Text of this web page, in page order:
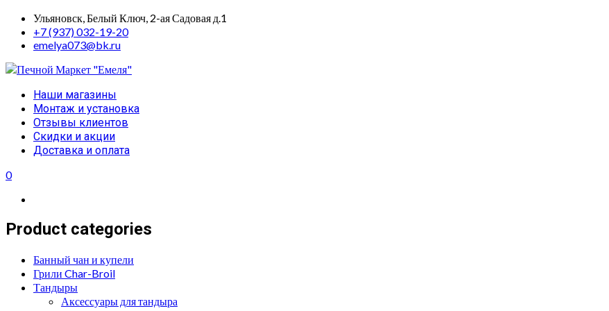
Skip
content
Ульяновск, Белый Ключ, 2-ая Садовая д.1
+7 (937) 032-19-20
emelya073@bk.ru
Primary
Menu
Наши магазины
Монтаж и установка
Отзывы клиентов
Скидки и акции
Доставка и оплата
0
Product categories
Банный чан и купели
Грили Char-Broil
Тандыры
Аксессуары для тандыра